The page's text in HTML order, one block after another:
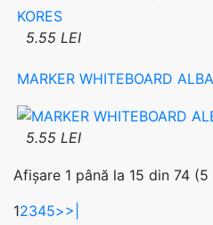
5.55 LEI
MARKER WHITEBOARD
5.55 LEI
Afișare 1 până la 15 din 74 (5
12345>>|